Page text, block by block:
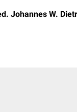
Johannes W.